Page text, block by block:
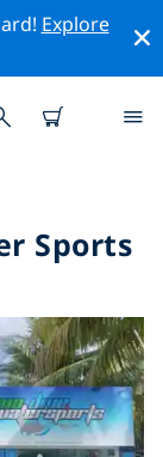
Explore
Sports